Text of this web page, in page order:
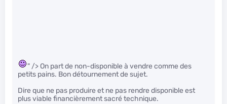
" /> On part de non-disponible à vendre comme des
petits pains. Bon détournement de sujet.
Dire que ne pas produire et ne pas rendre disponible est
plus viable financièrement sacré technique.